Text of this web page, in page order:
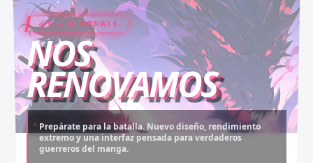
V 2.0 UPDATE
NOS
RENOVAMOS
Prepárate para la batalla. Nuevo diseño, rendimiento
extremo y una interfaz pensada para verdaderos
guerreros del manga.
COIN RUSH
Desbloquea capítulos legendarios. Recarga tus monedas
y accede al contenido más exclusivo sin límites.
ELITE PASS
Asciende al rango máximo. Experiencia sin anuncios,
descargas infinitas y acceso anticipado.